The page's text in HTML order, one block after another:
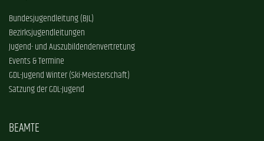
Bundesjugendleitung (BJL)
Bezirksjugendleitungen
Jugend- und Auszubildendenvertretung
Events & Termine
GDL-Jugend Winter (Ski-Meisterschaft)
Satzung der GDL-Jugend
BEAMTE